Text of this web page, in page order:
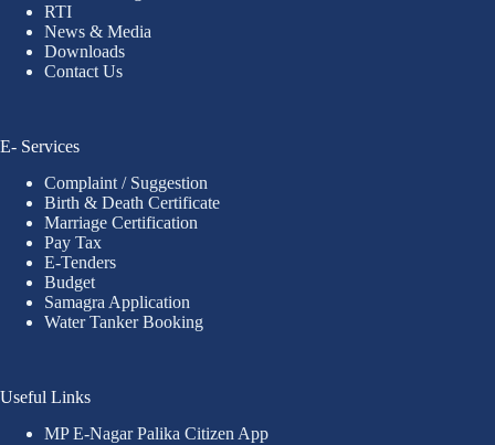
RTI
News & Media
Downloads
Contact Us
E- Services
Complaint / Suggestion
Birth & Death Certificate
Marriage Certification
Pay Tax
E-Tenders
Budget
Samagra Application
Water Tanker Booking
Useful Links
MP E-Nagar Palika Citizen App